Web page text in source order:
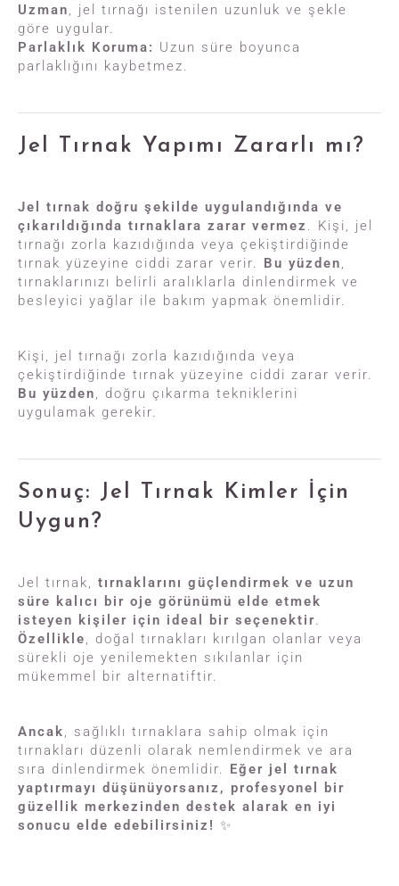
Uzman, jel tırnağı istenilen uzunluk ve şekle
göre uygular.
Parlaklık Koruma: Uzun süre boyunca
parlaklığını kaybetmez.
Jel Tırnak Yapımı Zararlı mı?
Jel tırnak doğru şekilde uygulandığında ve
çıkarıldığında tırnaklara zarar vermez . Kişi, jel
tırnağı zorla kazıdığında veya çekiştirdiğinde
tırnak yüzeyine ciddi zarar verir. Bu yüzden,
tırnaklarınızı belirli aralıklarla dinlendirmek ve
besleyici yağlar ile bakım yapmak önemlidir.
Kişi, jel tırnağı zorla kazıdığında veya
çekiştirdiğinde tırnak yüzeyine ciddi zarar verir.
Bu yüzden, doğru çıkarma tekniklerini
uygulamak gerekir.
Sonuç: Jel Tırnak Kimler İçin
Uygun?
Jel tırnak, tırnaklarını güçlendirmek ve uzun
süre kalıcı bir oje görünümü elde etmek
isteyen kişiler için ideal bir seçenektir.
Özellikle, doğal tırnakları kırılgan olanlar veya
sürekli oje yenilemekten sıkılanlar için
mükemmel bir alternatiftir.
Ancak, sağlıklı tırnaklara sahip olmak için
tırnakları düzenli olarak nemlendirmek ve ara
sıra dinlendirmek önemlidir. Eğer jel tırnak
yaptırmayı düşünüyorsanız, profesyonel bir
güzellik merkezinden destek alarak en iyi
sonucu elde edebilirsiniz! ✨